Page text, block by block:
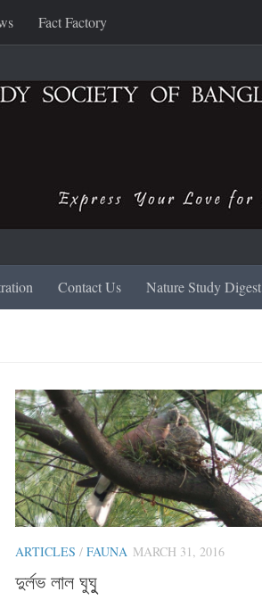
Fact Factory
Contact Us Nature Study Digest
ARTICLES / FAUNA MARCH 31, 2016
দুর্লভ লাল ঘুঘুু